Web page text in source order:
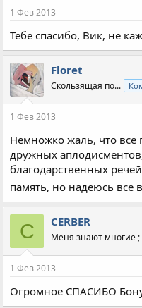
1 Фев 2013
Тебе спасибо, Вик, не
Floret
Скользящая по...
1 Фев 2013
Немножко жаль, что все
дружных аплодисментов,
благодарственных
память, но надеюсь все
C CERBER
Меня знают многие
1 Фев 2013
Огромное СПАСИБО